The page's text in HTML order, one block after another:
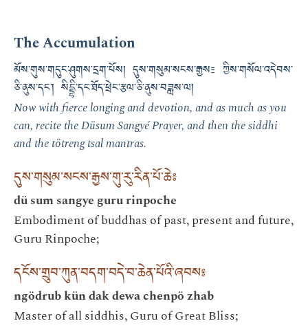
The Accumulation
མོས་གུས་གདུང་ཤུགས་དྲག་པོས། དུས་གསུམ་སངས་རྒྱས༴ ཀྱིས་གསོལ་འདེབས་
ཅི་ནུས་དང་། སིདྡྷི་དང་ཐོད་ཕྲེང་རྩལ་ཅི་ནུས་བཟླས་ལ།
Now with fierce longing and devotion, and as much as you
can, recite the Düsum Sangyé Prayer, and then the siddhi
and the tötreng tsal mantras.
དུས་གསུམ་སངས་རྒྱས་གུ་རུ་རིན་པོ་ཆེ༔
dü sum sangye guru rinpoche
Embodiment of buddhas of past, present and future,
Guru Rinpoche;
དངོས་གྲུབ་ཀུན་བདག་བདེ་བ་ཆེན་པོའི་ཞབས༔
ngödrub kün dak dewa chenpö zhab
Master of all siddhis, Guru of Great Bliss;